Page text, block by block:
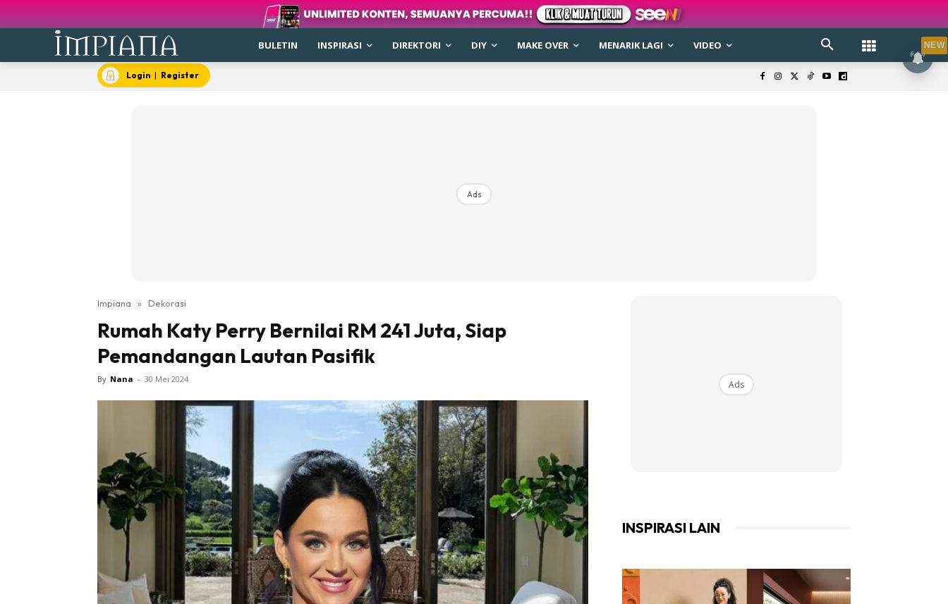
Bilik Air
Bilik Tidur
Ruang Makan
Direktori
Interior Design
Landskap
DIY
BULETIN INSPIRASI DIREKTORI DIY MAKE OVER MENARIK LAGI VIDEO
Login | Register
Ads
Impiana » Dekorasi
Rumah Katy Perry Bernilai RM 241 Juta, Siap
Pemandangan Lautan Pasifik
By Nana - 30 Mei 2024 Ads
INSPIRASI LAIN
NEW